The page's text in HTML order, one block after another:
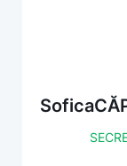
Sofica